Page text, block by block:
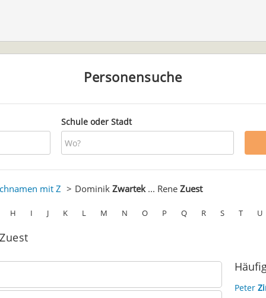
Personensuche
Schule oder Stadt
mit Z Dominik Zwartek... Rene Zuest
H I J K L M N O P Q R S T U
Peter